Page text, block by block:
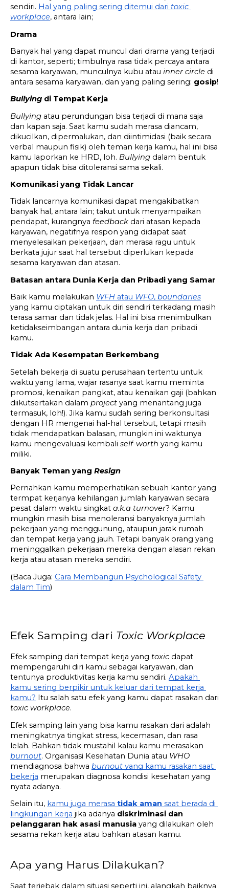
sendiri. Hal yang paling sering ditemui dari toxic
workplace, antara lain;
Drama
Banyak hal yang dapat muncul dari drama yang terjadi
di kantor, seperti; timbulnya rasa tidak percaya antara
sesama karyawan, munculnya kubu atau inner circle di
antara sesama karyawan, dan yang paling sering: gosip!
Bullying di Tempat Kerja
Bullying atau perundungan bisa terjadi di mana saja
dan kapan saja. Saat kamu sudah merasa diancam,
dikucilkan, dipermalukan, dan diintimidasi (baik secara
verbal maupun fisik) oleh teman kerja kamu, hal ini bisa
kamu laporkan ke HRD, loh. Bullying dalam bentuk
apapun tidak bisa ditoleransi sama sekali.
Komunikasi yang Tidak Lancar
Tidak lancarnya komunikasi dapat mengakibatkan
banyak hal, antara lain; takut untuk menyampaikan
pendapat, kurangnya feedback dari atasan kepada
karyawan, negatifnya respon yang didapat saat
menyelesaikan pekerjaan, dan merasa ragu untuk
berkata jujur saat hal tersebut diperlukan kepada
sesama karyawan dan atasan.
Batasan antara Dunia Kerja dan Pribadi yang Samar
Baik kamu melakukan WFH atau WFO, boundaries
yang kamu ciptakan untuk diri sendiri terkadang masih
terasa samar dan tidak jelas. Hal ini bisa menimbulkan
ketidakseimbangan antara dunia kerja dan pribadi
kamu.
Tidak Ada Kesempatan Berkembang
Setelah bekerja di suatu perusahaan tertentu untuk
waktu yang lama, wajar rasanya saat kamu meminta
promosi, kenaikan pangkat, atau kenaikan gaji (bahkan
diikutsertakan dalam project yang menantang juga
termasuk, loh!). Jika kamu sudah sering berkonsultasi
dengan HR mengenai hal-hal tersebut, tetapi masih
tidak mendapatkan balasan, mungkin ini waktunya
kamu mengevaluasi kembali self-worth yang kamu
miliki.
Banyak Teman yang Resign
Pernahkan kamu memperhatikan sebuah kantor yang
termpat kerjanya kehilangan jumlah karyawan secara
pesat dalam waktu singkat a.k.a turnover? Kamu
mungkin masih bisa menoleransi banyaknya jumlah
pekerjaan yang menggunung, ataupun jarak rumah
dan tempat kerja yang jauh. Tetapi banyak orang yang
meninggalkan pekerjaan mereka dengan alasan rekan
kerja atau atasan mereka sendiri.
(Baca Juga: Cara Membangun Psychological Safety
dalam Tim)
Efek Samping dari Toxic Workplace
Efek samping dari tempat kerja yang toxic dapat
mempengaruhi diri kamu sebagai karyawan, dan
tentunya produktivitas kerja kamu sendiri. Apakah
kamu sering berpikir untuk keluar dari tempat kerja
kamu?
toxic workplace.
Efek samping lain yang bisa kamu rasakan dari adalah
meningkatnya tingkat stress, kecemasan, dan rasa
burnout. Organisasi Kesehatan Dunia atau
mendiagnosa bahwa burnout yang kamu rasakan saat
bekerja merupakan diagnosa kondisi kesehatan yang
nyata adanya.
Selain itu, kamu juga merasa tidak aman saat berada di
lingkungan kerja jika adanya diskriminasi dan
pelanggaran hak asasi manusia yang dilakukan oleh
sesama rekan kerja atau bahkan atasan kamu.
Apa yang Harus Dilakukan?
Saat terjebak dalam situasi seperti ini, alangkah baiknya